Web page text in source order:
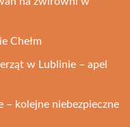
Chełm
w Lublinie – apel
– kolejne niebezpieczne